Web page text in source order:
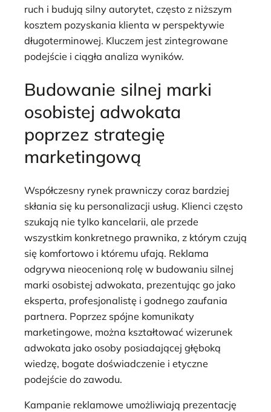
ruch i budują silny autorytet, często z niższym
kosztem pozyskania klienta w perspektywie
długoterminowej. Kluczem jest zintegrowane
podejście i ciągła analiza wyników.
Budowanie silnej marki
osobistej adwokata
poprzez strategię
marketingową
Współczesny rynek prawniczy coraz bardziej
skłania się ku personalizacji usług. Klienci często
szukają nie tylko kancelarii, ale przede
wszystkim konkretnego prawnika, z którym czują
się komfortowo i któremu ufają. Reklama
odgrywa nieocenioną rolę w budowaniu silnej
marki osobistej adwokata, prezentując go jako
eksperta, profesjonalistę i godnego zaufania
partnera. Poprzez spójne komunikaty
marketingowe, można kształtować wizerunek
adwokata jako osoby posiadającej głęboką
wiedzę, bogate doświadczenie i etyczne
podejście do zawodu.
Kampanie reklamowe umożliwiają prezentację